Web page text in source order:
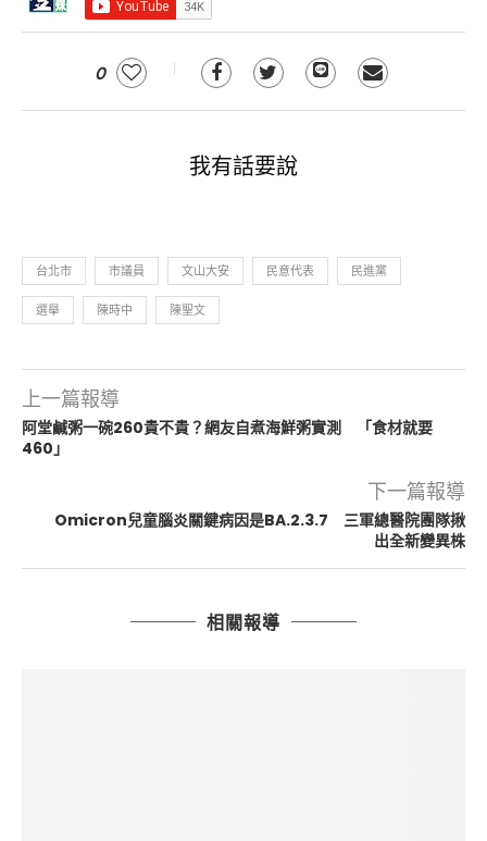
0
我有話要說
台北市 市議員 文山大安 民意代表 民進黨
選舉 陳時中 陳聖文
上一篇報導
阿堂鹹粥一碗260貴不貴？網友自煮海鮮粥實測 「食材就要
460」
下一篇報導
Omicron兒童腦炎關鍵病因是BA.2.3.7 三軍總醫院團隊揪
出全新變異株
相關報導